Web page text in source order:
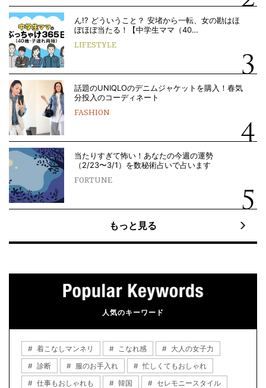
ん!? どういうこと？ 安堵から一転、女の勘はほ
ぼほぼ当たる！【中学生ママ（40…
LIFESTYLE
話題のUNIQLOのデニムジャケットを購入！春気
分投入のコーディネート
FASHION
当たりすぎて怖い！あなたの今週の運勢
（2/23〜3/1）を数秘術占いで占います
FORTUNE
もっと見る
人気のキーワード
着こなしマンネリ こなれ感
大人の女子力
診断
服のお手入れ
忙しくてもおしゃれ
仕事もおしゃれも
韓国
セレモニースタイル